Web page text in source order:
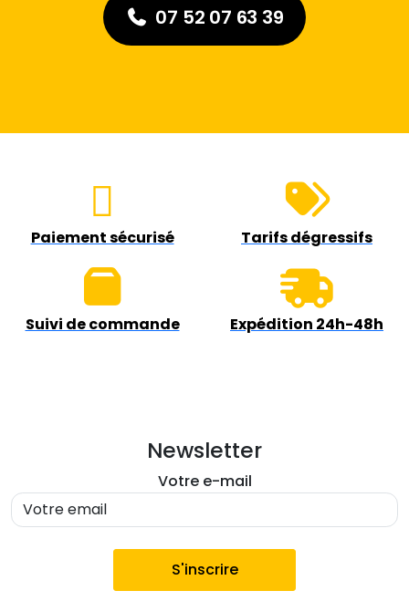
07 52 07 63 39
Paiement sécurisé Tarifs dégressifs
Suivi de commande Expédition 24h-48h
Newsletter
Votre e-mail